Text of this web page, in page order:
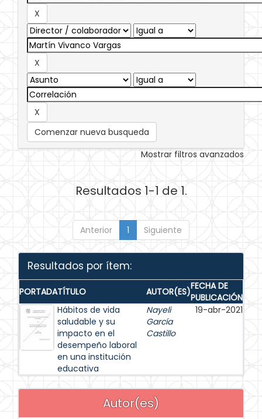
Comenzar nueva busqueda
Mostrar filtros avanzados
Resultados 1-1 de 1.
Anterior 1 Siguiente
Resultados por ítem:
PORTADATÍTULO AUTOR(ES)FECHA DE
PUBLICACIÓN
Hábitos de vida
saludable y su
impacto en el
desempeño laboral
en una institución
educativa
Nayeli
García
Castillo
19-abr-2021
Autor(es)